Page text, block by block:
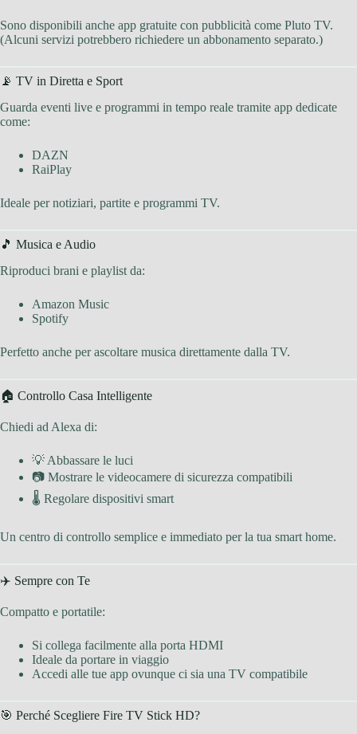
Sono disponibili anche app gratuite con pubblicità come Pluto TV.
(Alcuni servizi potrebbero richiedere un abbonamento separato.)
📡 TV in Diretta e Sport
Guarda eventi live e programmi in tempo reale tramite app dedicate
come:
DAZN
RaiPlay
Ideale per notiziari, partite e programmi TV.
🎵 Musica e Audio
Riproduci brani e playlist da:
Amazon Music
Spotify
Perfetto anche per ascoltare musica direttamente dalla TV.
🏠 Controllo Casa Intelligente
Chiedi ad Alexa di:
💡 Abbassare le luci
📷 Mostrare le videocamere di sicurezza compatibili
🌡 Regolare dispositivi smart
Un centro di controllo semplice e immediato per la tua smart home.
✈️ Sempre con Te
Compatto e portatile:
Si collega facilmente alla porta HDMI
Ideale da portare in viaggio
Accedi alle tue app ovunque ci sia una TV compatibile
🎯 Perché Scegliere Fire TV Stick HD?